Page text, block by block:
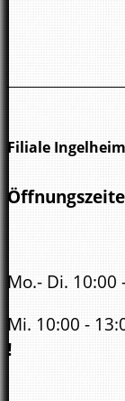
Filiale
Mo.- Di.
Mi. 10:00 -
!